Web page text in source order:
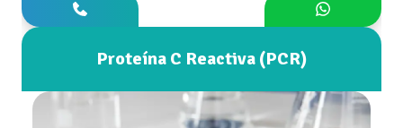
Proteína C Reactiva (PCR)